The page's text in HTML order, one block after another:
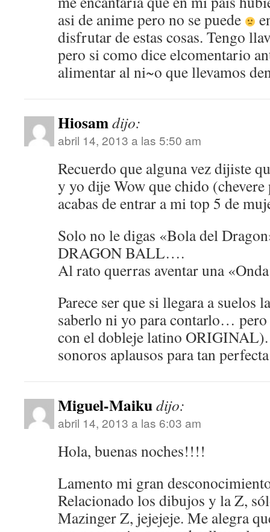
asi de anime pero no se puede
disfrutar de estas cosas. Tengo
pero si como dice elcomentario
alimentar al ni~o que llevamos
Hiosamdijo:
abril 14, 2013 a las 5:50 am
Recuerdo que alguna vez dijiste
y yo dije Wow que chido
acabas de entrar a mi top 5 de
Solo no le digas «Bola del
DRAGON BALL….
Al rato querras aventar una
Parece ser que si llegara a suelos
saberlo ni yo para contarlo… pero
con el dobleje latino
sonoros aplausos para tan
Miguel-Maikudijo:
abril 14, 2013 a las 6:03 am
Hola, buenas noches!!!!
Lamento mi gran
Relacionado los dibujos y la Z,
Mazinger Z, jejejeje. Me alegra